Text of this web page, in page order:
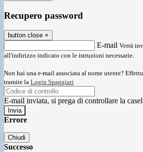
Recupero password
button close ×
E-mail Verrà
all'indirizzo indicato con le istruzioni necessarie.
Non hai una e-mail associata al nome utente?
tramite la Login Spaggiari
E-mail inviata, si prega di controllare la
Errore
Chiudi
Successo